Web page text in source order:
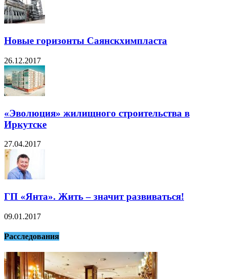
Новые горизонты Саянскхимпласта
26.12.2017
«Эволюция» жилищного строительства в
Иркутске
27.04.2017
ГП «Янта». Жить – значит развиваться!
09.01.2017
Расследования